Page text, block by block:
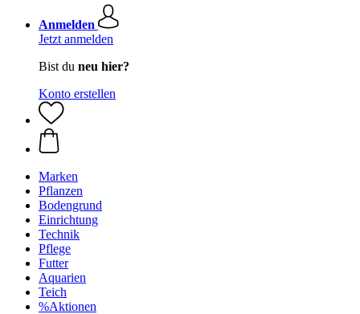
Anmelden
Jetzt anmelden
Bist du neu hier?
Konto erstellen
Marken
Pflanzen
Bodengrund
Einrichtung
Technik
Pflege
Futter
Aquarien
Teich
%Aktionen